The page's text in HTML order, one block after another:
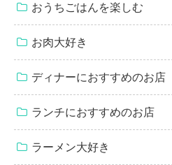
おうちごはんを楽しむ
お肉大好き
ディナーにおすすめのお店
ランチにおすすめのお店
ラーメン大好き